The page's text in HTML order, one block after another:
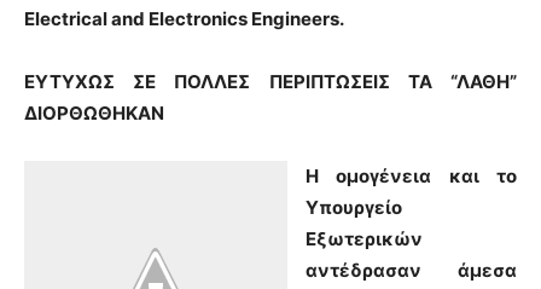
Electrical and Electronics Engineers.
ΕΥΤΥΧΩΣ ΣΕ ΠΟΛΛΕΣ ΠΕΡΙΠΤΩΣΕΙΣ ΤΑ “ΛΑΘΗ”
ΔΙΟΡΘΩΘΗΚΑΝ
Η ομογένεια και το
Υπουργείο
Εξωτερικών
αντέδρασαν άμεσα